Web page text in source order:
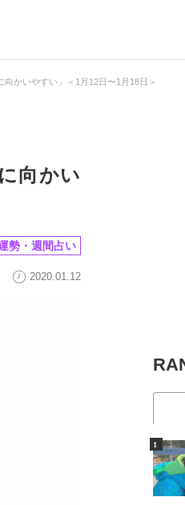
かいやすい」＜1月12日〜1月18日＞
向かい
勢・週間占い
2020.01.12